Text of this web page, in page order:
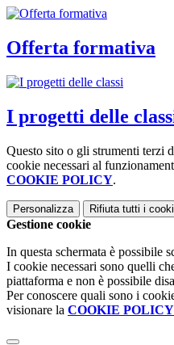
Offerta formativa
I progetti delle
Questo sito o gli strumenti terzi
cookie necessari al
COOKIE POLICY.
Personalizza Rifiuta tutti i
Gestione cookie
In questa schermata è possibile
I cookie necessari sono quelli
piattaforma e non è possibile
Per conoscere quali sono i
visionare la COOKIE POLICY